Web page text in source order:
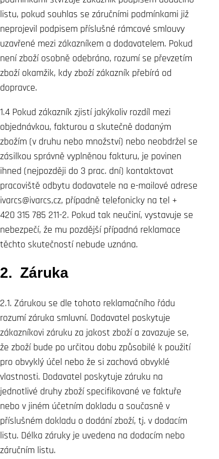
listu, pokud souhlas se záručními podmínkami již
neprojevil podpisem příslušné rámcové smlouvy
uzavřené mezi zákazníkem a dodavatelem. Pokud
není zboží osobně odebráno, rozumí se převzetím
zboží okamžik, kdy zboží zákazník přebírá od
dopravce.
1.4 Pokud zákazník zjistí jakýkoliv rozdíl mezi
objednávkou, fakturou a skutečně dodaným
zbožím (v druhu nebo množství) nebo neobdržel se
zásilkou správně vyplněnou fakturu, je povinen
ihned (nejpozději do 3 prac. dní) kontaktovat
pracoviště odbytu dodavatele na e-mailové adrese
ivarcs@ivarcs,cz, případně telefonicky na tel +
420 315 785 211-2. Pokud tak neučiní, vystavuje se
nebezpečí, že mu pozdější případná reklamace
těchto skutečností nebude uznána.
2. Záruka
2.1. Zárukou se dle tohoto reklamačního řádu
rozumí záruka smluvní. Dodavatel poskytuje
zákazníkovi záruku za jakost zboží a zavazuje se,
že zboží bude po určitou dobu způsobilé k použití
pro obvyklý účel nebo že si zachová obvyklé
vlastnosti. Dodavatel poskytuje záruku na
jednotlivé druhy zboží specifikované ve faktuře
nebo v jiném účetním dokladu a současně v
příslušném dokladu o dodání zboží, tj. v dodacím
listu. Délka záruky je uvedena na dodacím nebo
záručním listu.